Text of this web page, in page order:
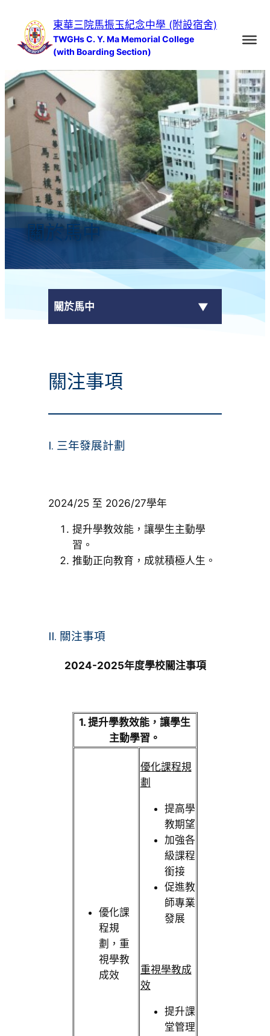
內
容
東華三院馬振玉紀念中學 (附設宿舍)
TWGHs C. Y. Ma Memorial College
(with Boarding Section)
關於馬中
關於馬中
學校資料
校長的話
校曆表
刊物
聯絡我們
關注事項
I. 三年發展計劃
2024/25 至 2026/27學年
提升學教效能，讓學生主動學
習。
推動正向教育，成就積極人生。
II. 關注事項
2024-2025年度學校關注事項
1. 提升學教效能，讓學生
主動學習。
優化課
程規
劃，重
視學教
成效
優化課程規
劃
提高學
教期望
加強各
級課程
銜接
促進教
師專業
發展
重視學教成
效
提升課
堂管理